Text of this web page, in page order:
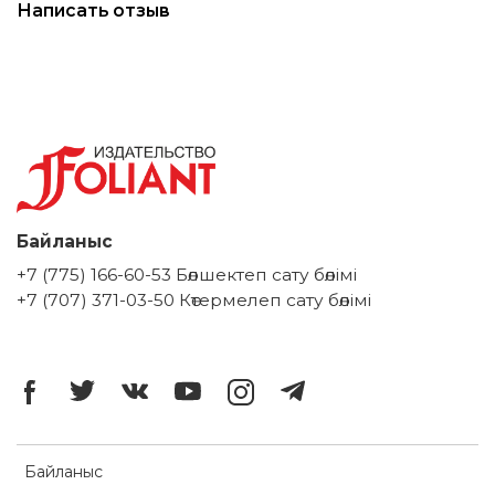
Написать отзыв
Байланыс
Байланыс
+7 (775) 166-60-53 Бөлшектеп сату бөлімі
+7 (707) 371-03-50 Көтермелеп сату бөлімі